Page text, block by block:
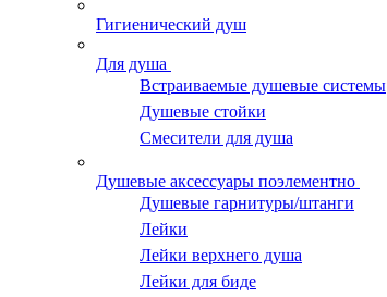
Гигиенический душ
Для душа
Встраиваемые душевые системы
Душевые стойки
Смесители для душа
Душевые аксессуары поэлементно
Душевые гарнитуры/штанги
Лейки
Лейки верхнего душа
Лейки для биде